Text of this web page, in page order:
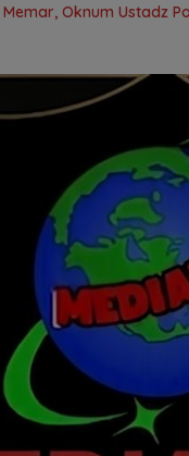
Oknum Ustadz